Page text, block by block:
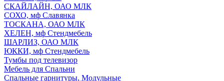
СКАЙЛАЙН, ОАО МЛК
СОХО, мф Славянка
ТОСКАНА, ОАО МЛК
ХЕЛЕН, мф Стендмебель
ШАРЛИЗ, ОАО МЛК
ЮККИ, мф Стендмебель
Тумбы под телевизор
Мебель для Спальни
Спальные гарнитуры, Модульные